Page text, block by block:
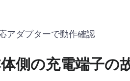
アダプターで動作確認
側の充電端子の